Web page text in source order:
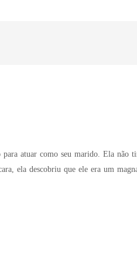
seu marido. Ela não tinha ideia